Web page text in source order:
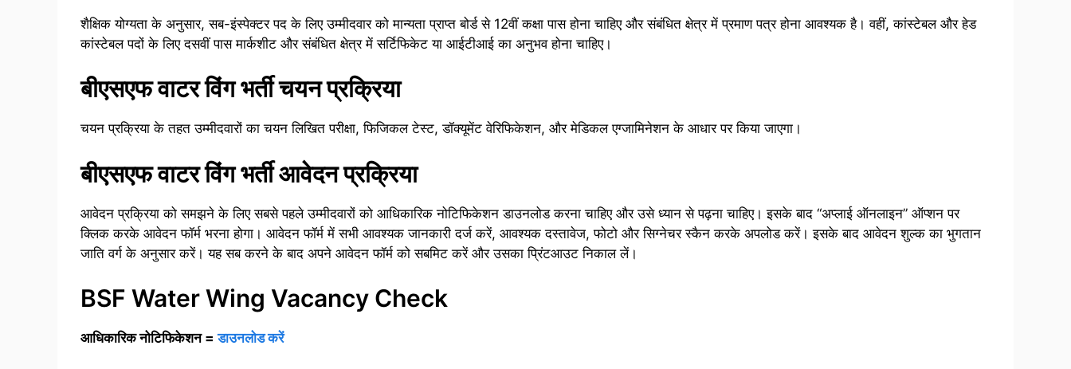
शैक्षिक योग्यता के अनुसार, सब-इंस्पेक्टर पद के लिए उम्मीदवार को मान्यता प्राप्त बोर्ड से 12वीं कक्षा पास होना चाहिए और संबंधित क्षेत्र में प्रमाण पत्र होना आवश्यक है। वहीं, कांस्टेबल और हेड
कांस्टेबल पदों के लिए दसवीं पास मार्कशीट और संबंधित क्षेत्र में सर्टिफिकेट या आईटीआई का अनुभव होना चाहिए।
बीएसएफ वाटर विंग भर्ती चयन प्रक्रिया
चयन प्रक्रिया के तहत उम्मीदवारों का चयन लिखित परीक्षा, फिजिकल टेस्ट, डॉक्यूमेंट वेरिफिकेशन, और मेडिकल एग्जामिनेशन के आधार पर किया जाएगा।
बीएसएफ वाटर विंग भर्ती आवेदन प्रक्रिया
आवेदन प्रक्रिया को समझने के लिए सबसे पहले उम्मीदवारों को आधिकारिक नोटिफिकेशन डाउनलोड करना चाहिए और उसे ध्यान से पढ़ना चाहिए। इसके बाद “अप्लाई ऑनलाइन” ऑप्शन पर
क्लिक करके आवेदन फॉर्म भरना होगा। आवेदन फॉर्म में सभी आवश्यक जानकारी दर्ज करें, आवश्यक दस्तावेज, फोटो और सिग्नेचर स्कैन करके अपलोड करें। इसके बाद आवेदन शुल्क का भुगतान
जाति वर्ग के अनुसार करें। यह सब करने के बाद अपने आवेदन फॉर्म को सबमिट करें और उसका प्रिंटआउट निकाल लें।
BSF Water Wing Vacancy Check
आधिकारिक नोटिफिकेशन =डाउनलोड करें